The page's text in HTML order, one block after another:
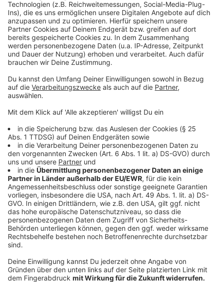
Grundgesetzes gefeiert. In Moers ist ab 10 Uhr 45
eine Kundgebung auf dem Neumarkt geplant. "Moers
ist bunt, nicht braun" hat dazu aufgerufen. Außerdem
gibt es ab 10 Uhr 30 eine Mahnwache in Wesel. Hier
könnt ihr das Grundgesetz auch bei Mitmachaktionen
kennenlernen. Und in Dinslaken geht es bei einem
Aktionstag in der Altstadt und im Museumsgarten um
viel Meinungsaustausch.
Anzeige
Vier Freibäder im Kreis Wesel starten in die
Saison
Anzeige
Die Freibäder und Badeseen in Wesel, Dingden, Xanten
oder Hünxe erwarten den ersten großen Ansturm.
Gleich vier starten am Samstag (23.5.) zum perfekten
Sommerwetter außerdem neu in die Saison. Das
Moers sind Solimare und Bettenkamper Meer dabei.
Und auch das Panoramabad in Kamp-Lintfort öffnet